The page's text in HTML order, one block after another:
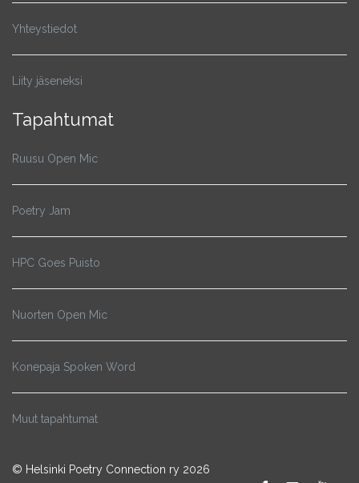
Yhteystiedot
Liity jäseneksi
Tapahtumat
Ruusu Open Mic
Poetry Jam
HPC Goes Puisto
Nuorten Open Mic
Konepaja Spoken Word
Muut tapahtumat
© Helsinki Poetry Connection ry 2026